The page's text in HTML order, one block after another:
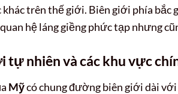
khác trên thế giới. Biên giới phía bắc
hệ láng giềng phức tạp nhưng
tự nhiên và các khu vực
Mỹcó chung đường biên giới dài